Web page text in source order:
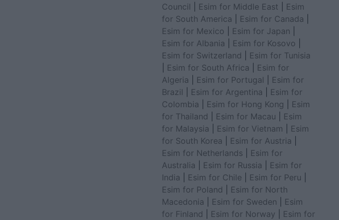
Council
Esim for Middle East
Esim
for South America
Esim for Canada
Esim for Mexico
Esim for Japan
Esim for Albania
Esim for Kosovo
Esim for Switzerland
Esim for Tunisia
Esim for South Africa
Esim for
Algeria
Esim for Portugal
Esim for
Brazil
Esim for Argentina
Esim for
Colombia
Esim for Hong Kong
Esim
for Thailand
Esim for Macau
Esim
for Malaysia
Esim for Vietnam
Esim
for South Korea
Esim for Austria
Esim for Netherlands
Esim for
Australia
Esim for Russia
Esim for
India
Esim for Chile Esim for Peru
Esim for Poland
Esim for North
Macedonia
Esim for Sweden
Esim
for Finland
Esim for Norway
Esim for